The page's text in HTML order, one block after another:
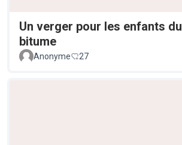
Un verger pour les enfants du
bitume
Anonyme 27